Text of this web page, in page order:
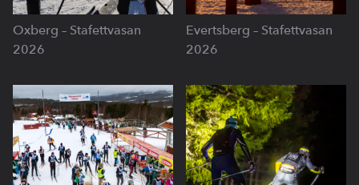
Oxberg – Stafettvasan
2026
Evertsberg – Stafettvasan
2026